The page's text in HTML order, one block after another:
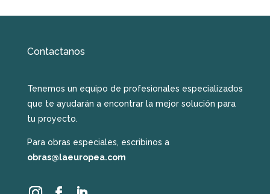
Contactanos
Tenemos un equipo de profesionales especializados
que te ayudarán a encontrar la mejor solución para
tu proyecto.
Para obras especiales, escribinos a
obras@laeuropea.com